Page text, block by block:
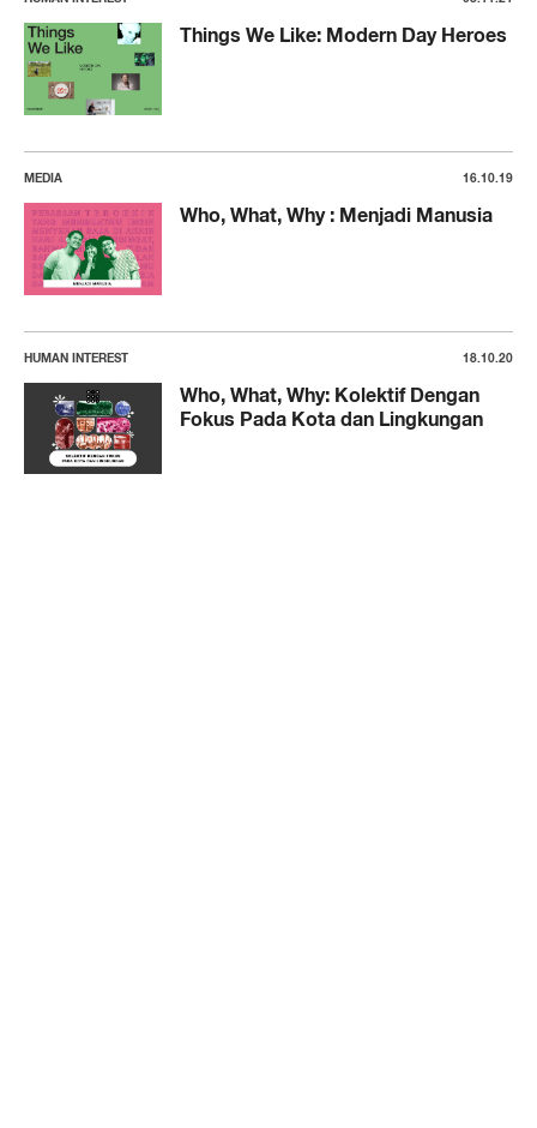
Things We Like: Modern Day Heroes
MEDIA 16.10.19
Who, What, Why : Menjadi Manusia
HUMAN INTEREST 18.10.20
Who, What, Why: Kolektif Dengan
Fokus Pada Kota dan Lingkungan